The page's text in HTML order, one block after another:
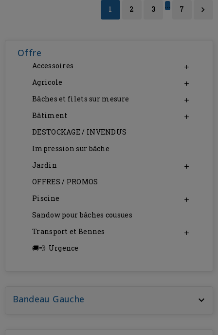
1 2 3 … 7 
Offre
Accessoires 
Agricole 
Bâches et filets sur mesure 
Bâtiment 
DESTOCKAGE / INVENDUS
Impression sur bâche
Jardin

OFFRES / PROMOS
Piscine

Sandow pour bâches cousues
Transport et Bennes

Urgence
Bandeau Gauche 